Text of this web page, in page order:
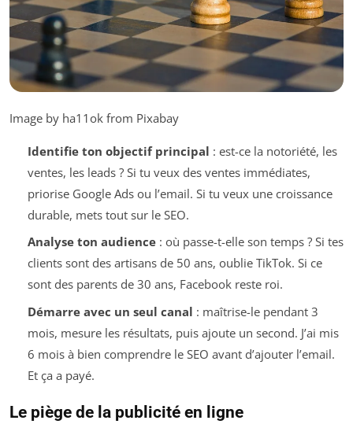
Image by ha11ok from Pixabay
Identifie ton objectif principal : est-ce la notoriété, les
ventes, les leads ? Si tu veux des ventes immédiates,
priorise Google Ads ou l’email. Si tu veux une croissance
durable, mets tout sur le SEO.
Analyse ton audience: où passe-t-elle son temps ? Si tes
clients sont des artisans de 50 ans, oublie TikTok. Si ce
sont des parents de 30 ans, Facebook reste roi.
Démarre avec un seul canal : maîtrise-le pendant 3
mois, mesure les résultats, puis ajoute un second. J’ai mis
6 mois à bien comprendre le SEO avant d’ajouter l’email.
Et ça a payé.
Le piège de la publicité en ligne